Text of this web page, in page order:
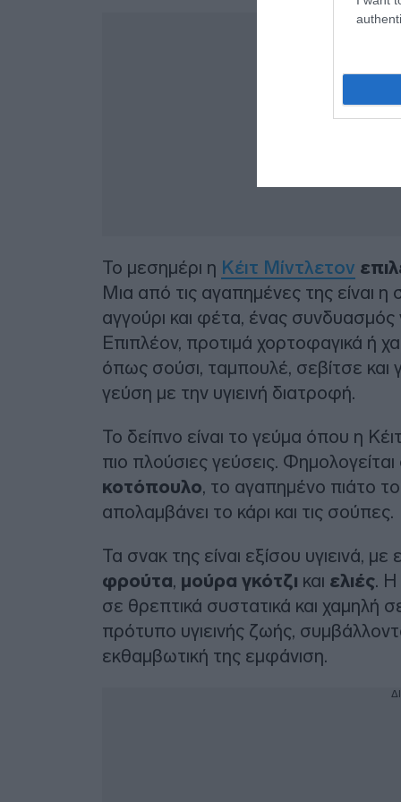
Το μεσημέρι η Κέιτ Μίντλετον
Μια από τις αγαπημένες της είναι
αγγούρι και φέτα, ένας
Επιπλέον, προτιμά χορτοφαγικά ή
όπως σούσι, ταμπουλέ, σεβίτσε
γεύση με την υγιεινή διατροφή.
Το δείπνο είναι το γεύμα όπου η
πιο πλούσιες γεύσεις.
κοτόπουλο, το αγαπημένο πιάτο
απολαμβάνει το κάρι και τις σούπες.
Τα σνακ της είναι εξίσου υγιεινά,
φρούτα, μούρα γκότζι και ελιές. Η
σε θρεπτικά συστατικά και χαμηλή
πρότυπο υγιεινής ζωής,
εκθαμβωτική της εμφάνιση.